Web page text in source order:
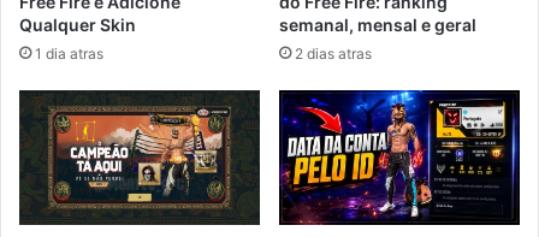
Qualquer Skin
1 dia atras
semanal, mensal e geral
2 dias atras